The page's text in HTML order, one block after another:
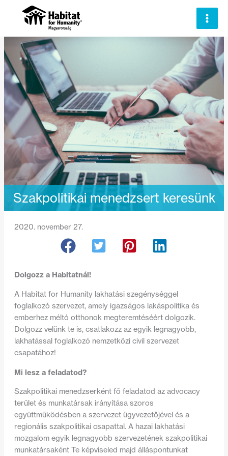
Szakpolitikai menedzsert keresünk
2020. november 27.
Dolgozz a Habitatnál!
A Habitat for Humanity lakhatási szegénységgel
foglalkozó szervezet, amely igazságos lakáspolitika és
emberhez méltó otthonok megteremtéséért dolgozik.
Dolgozz velünk te is, csatlakozz az egyik legnagyobb,
lakhatással foglalkozó nemzetközi civil szervezet
csapatához!
Mi lesz a feladatod?
Szakpolitikai menedzserként fő feladatod az advocacy
terület és munkatársak irányítása szoros
együttműködésben a szervezet ügyvezetőjével és a
regionális szakpolitikai csapattal. A hazai lakhatási
mozgalom egyik legnagyobb szervezetének szakpolitikai
munkatársaként Te képviseled majd álláspontunkat